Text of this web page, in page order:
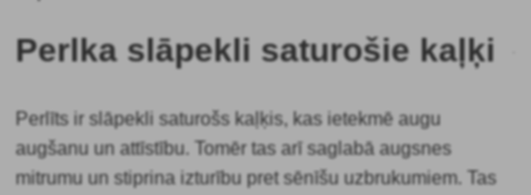
Perlka slāpekli saturošie kaļķi
Perlīts ir slāpekli saturošs kaļķis, kas ietekmē augu
augšanu un attīstību. Tomēr tas arī saglabā augsnes
mitrumu un stiprina izturību pret sēnīšu uzbrukumiem. Tas